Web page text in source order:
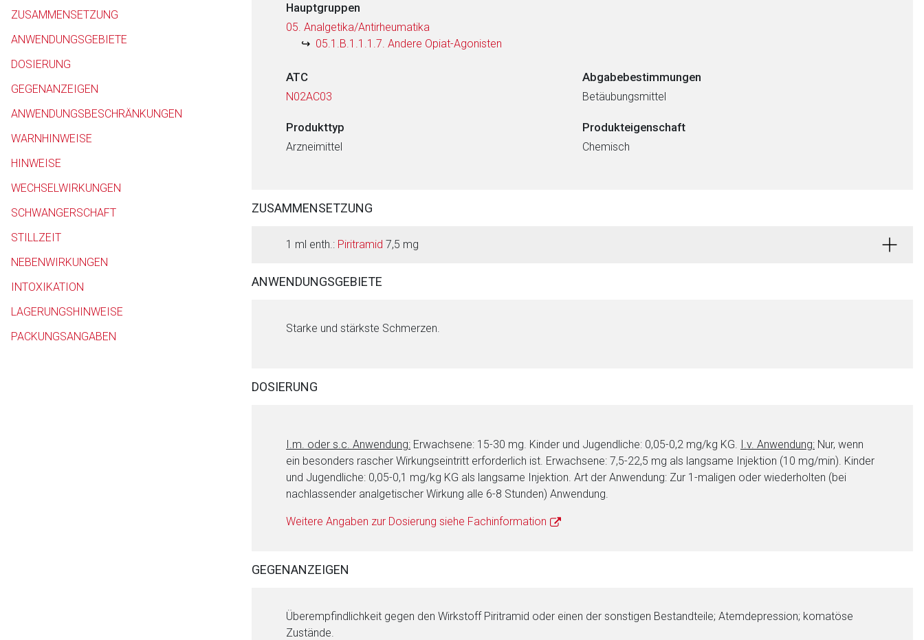
ZUSAMMENSETZUNG
ANWENDUNGSGEBIETE
DOSIERUNG
GEGENANZEIGEN
ANWENDUNGSBESCHRÄNKUNGEN
WARNHINWEISE
HINWEISE
WECHSELWIRKUNGEN
SCHWANGERSCHAFT
STILLZEIT
NEBENWIRKUNGEN
INTOXIKATION
LAGERUNGSHINWEISE
PACKUNGSANGABEN
Hauptgruppen
05. Analgetika/Antirheumatika
05.1.B.1.1.1.7. Andere Opiat-Agonisten
ATC
N02AC03
Abgabebestimmungen
Betäubungsmittel
Produkttyp
Arzneimittel
Produkteigenschaft
Chemisch
ZUSAMMENSETZUNG
1 ml enth.: Piritramid 7,5 mg
ANWENDUNGSGEBIETE
Starke und stärkste Schmerzen.
DOSIERUNG
I.m. oder s.c. Anwendung: Erwachsene: 15-30 mg. Kinder und Jugendliche: 0,05-0,2 mg/kg KG. I.v. Anwendung: Nur, wenn
ein besonders rascher Wirkungseintritt erforderlich ist. Erwachsene: 7,5-22,5 mg als langsame Injektion (10 mg/min). Kinder
und Jugendliche: 0,05-0,1 mg/kg KG als langsame Injektion. Art der Anwendung: Zur 1-maligen oder wiederholten (bei
nachlassender analgetischer Wirkung alle 6-8 Stunden) Anwendung.
Weitere Angaben zur Dosierung siehe Fachinformation
GEGENANZEIGEN
Überempfindlichkeit gegen den Wirkstoff Piritramid oder einen der sonstigen Bestandteile; Atemdepression; komatöse
Zustände.